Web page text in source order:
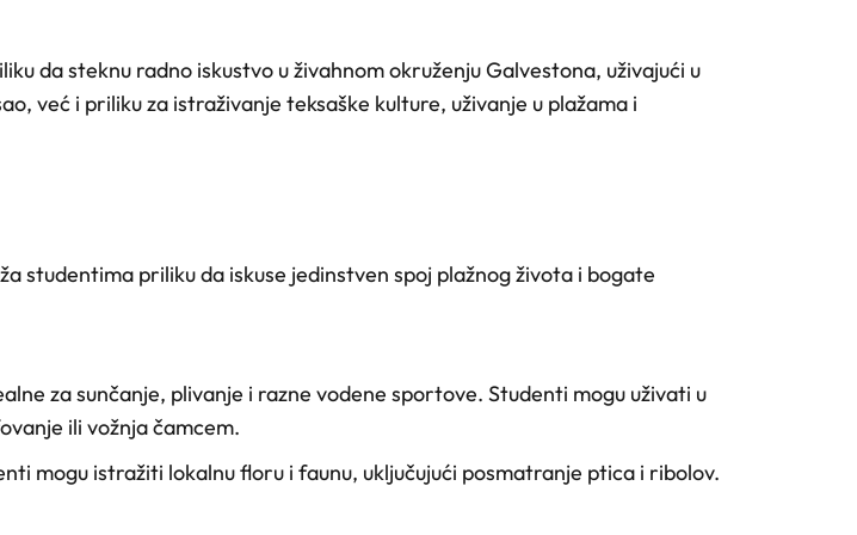
da steknu radno iskustvo u živahnom okruženju Galvestona, uživajući u
već i priliku za istraživanje teksaške kulture, uživanje u plažama i
studentima priliku da iskuse jedinstven spoj plažnog života i bogate
za sunčanje, plivanje i razne vodene sportove. Studenti mogu uživati u
ili vožnja čamcem.
mogu istražiti lokalnu floru i faunu, uključujući posmatranje ptica i ribolov.